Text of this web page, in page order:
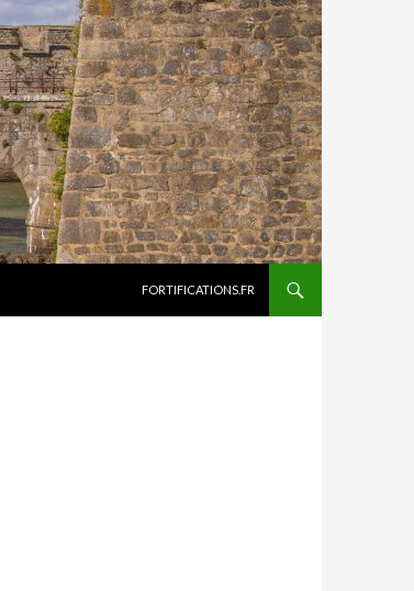
FORTIFICATIONS.FR